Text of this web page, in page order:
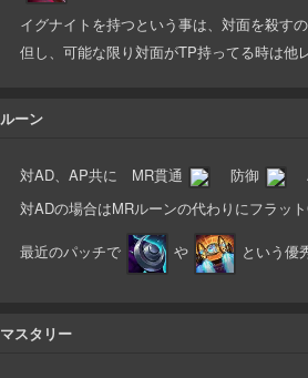
イグナイトを持つという事は、対面を殺す
但し、可能な限り対面がTP持ってる時は他
ルーン
対AD、AP共に MR貫通 防御
対ADの場合はMRルーンの代わりにフラッ
最近のパッチで や という優
マスタリー